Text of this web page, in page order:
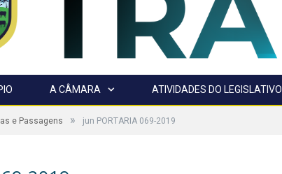
A CÂMARA ATIVIDADES DO LEGISLATIVO
e Passagens » jun PORTARIA 069-2019